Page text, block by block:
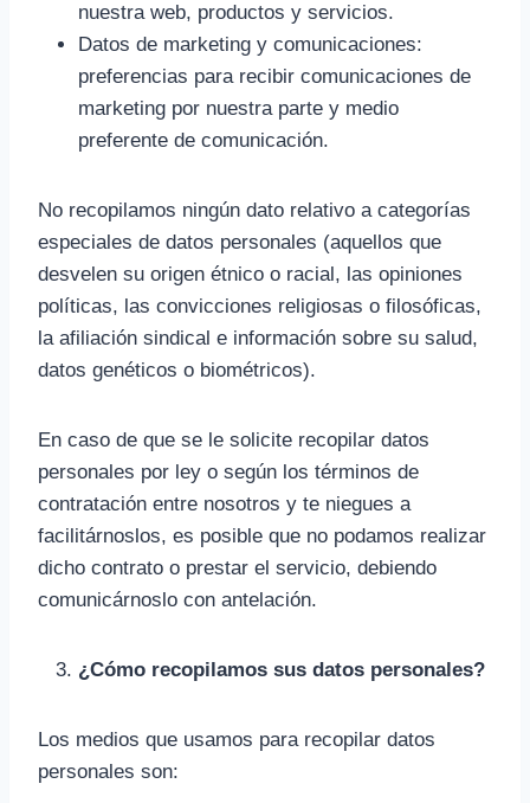
nuestra web, productos y servicios.
Datos de marketing y comunicaciones:
preferencias para recibir comunicaciones de
marketing por nuestra parte y medio
preferente de comunicación.
No recopilamos ningún dato relativo a categorías
especiales de datos personales (aquellos que
desvelen su origen étnico o racial, las opiniones
políticas, las convicciones religiosas o filosóficas,
la afiliación sindical e información sobre su salud,
datos genéticos o biométricos).
En caso de que se le solicite recopilar datos
personales por ley o según los términos de
contratación entre nosotros y te niegues a
facilitárnoslos, es posible que no podamos realizar
dicho contrato o prestar el servicio, debiendo
comunicárnoslo con antelación.
¿Cómo recopilamos sus datos personales?
Los medios que usamos para recopilar datos
personales son: